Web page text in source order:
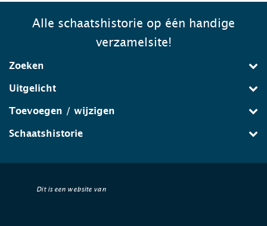
Alle schaatshistorie op één handige
verzamelsite!
Zoeken
Uitgelicht
Toevoegen / wijzigen
Schaatshistorie
Dit is een website van